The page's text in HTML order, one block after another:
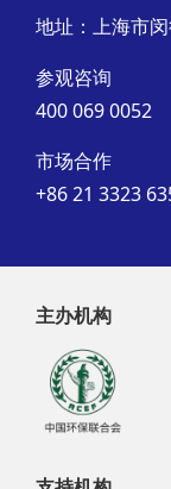
地址：上海市
参观咨询
400 069 0052
市场合作
+86 21 3323
主办机构